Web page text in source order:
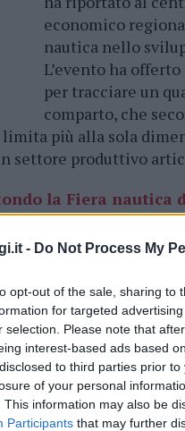
- Do Not Process My
opt-out of the sale, sharing
for targeted
selection. Please note that
interest-based ads based
to third parties prior
of your personal
This information may also be
Participants that may further
economico
nautica nello
L’evento ha
per tracciare un
comparto, che
limita più alla sola
settore produttivo
la Fiera nautica
viene oggi descritta
e competenze
lungo tutto ilnord-
come uno degli
un sistema che
logistica,
generale Cisl
Palau, La